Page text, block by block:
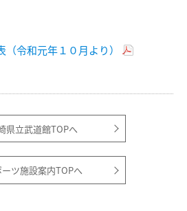
令和元年１０月より）
県立武道館TOPへ
ーツ施設案内TOPへ